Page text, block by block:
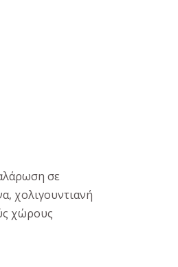
σε
χολιγουντιανή
χώρους